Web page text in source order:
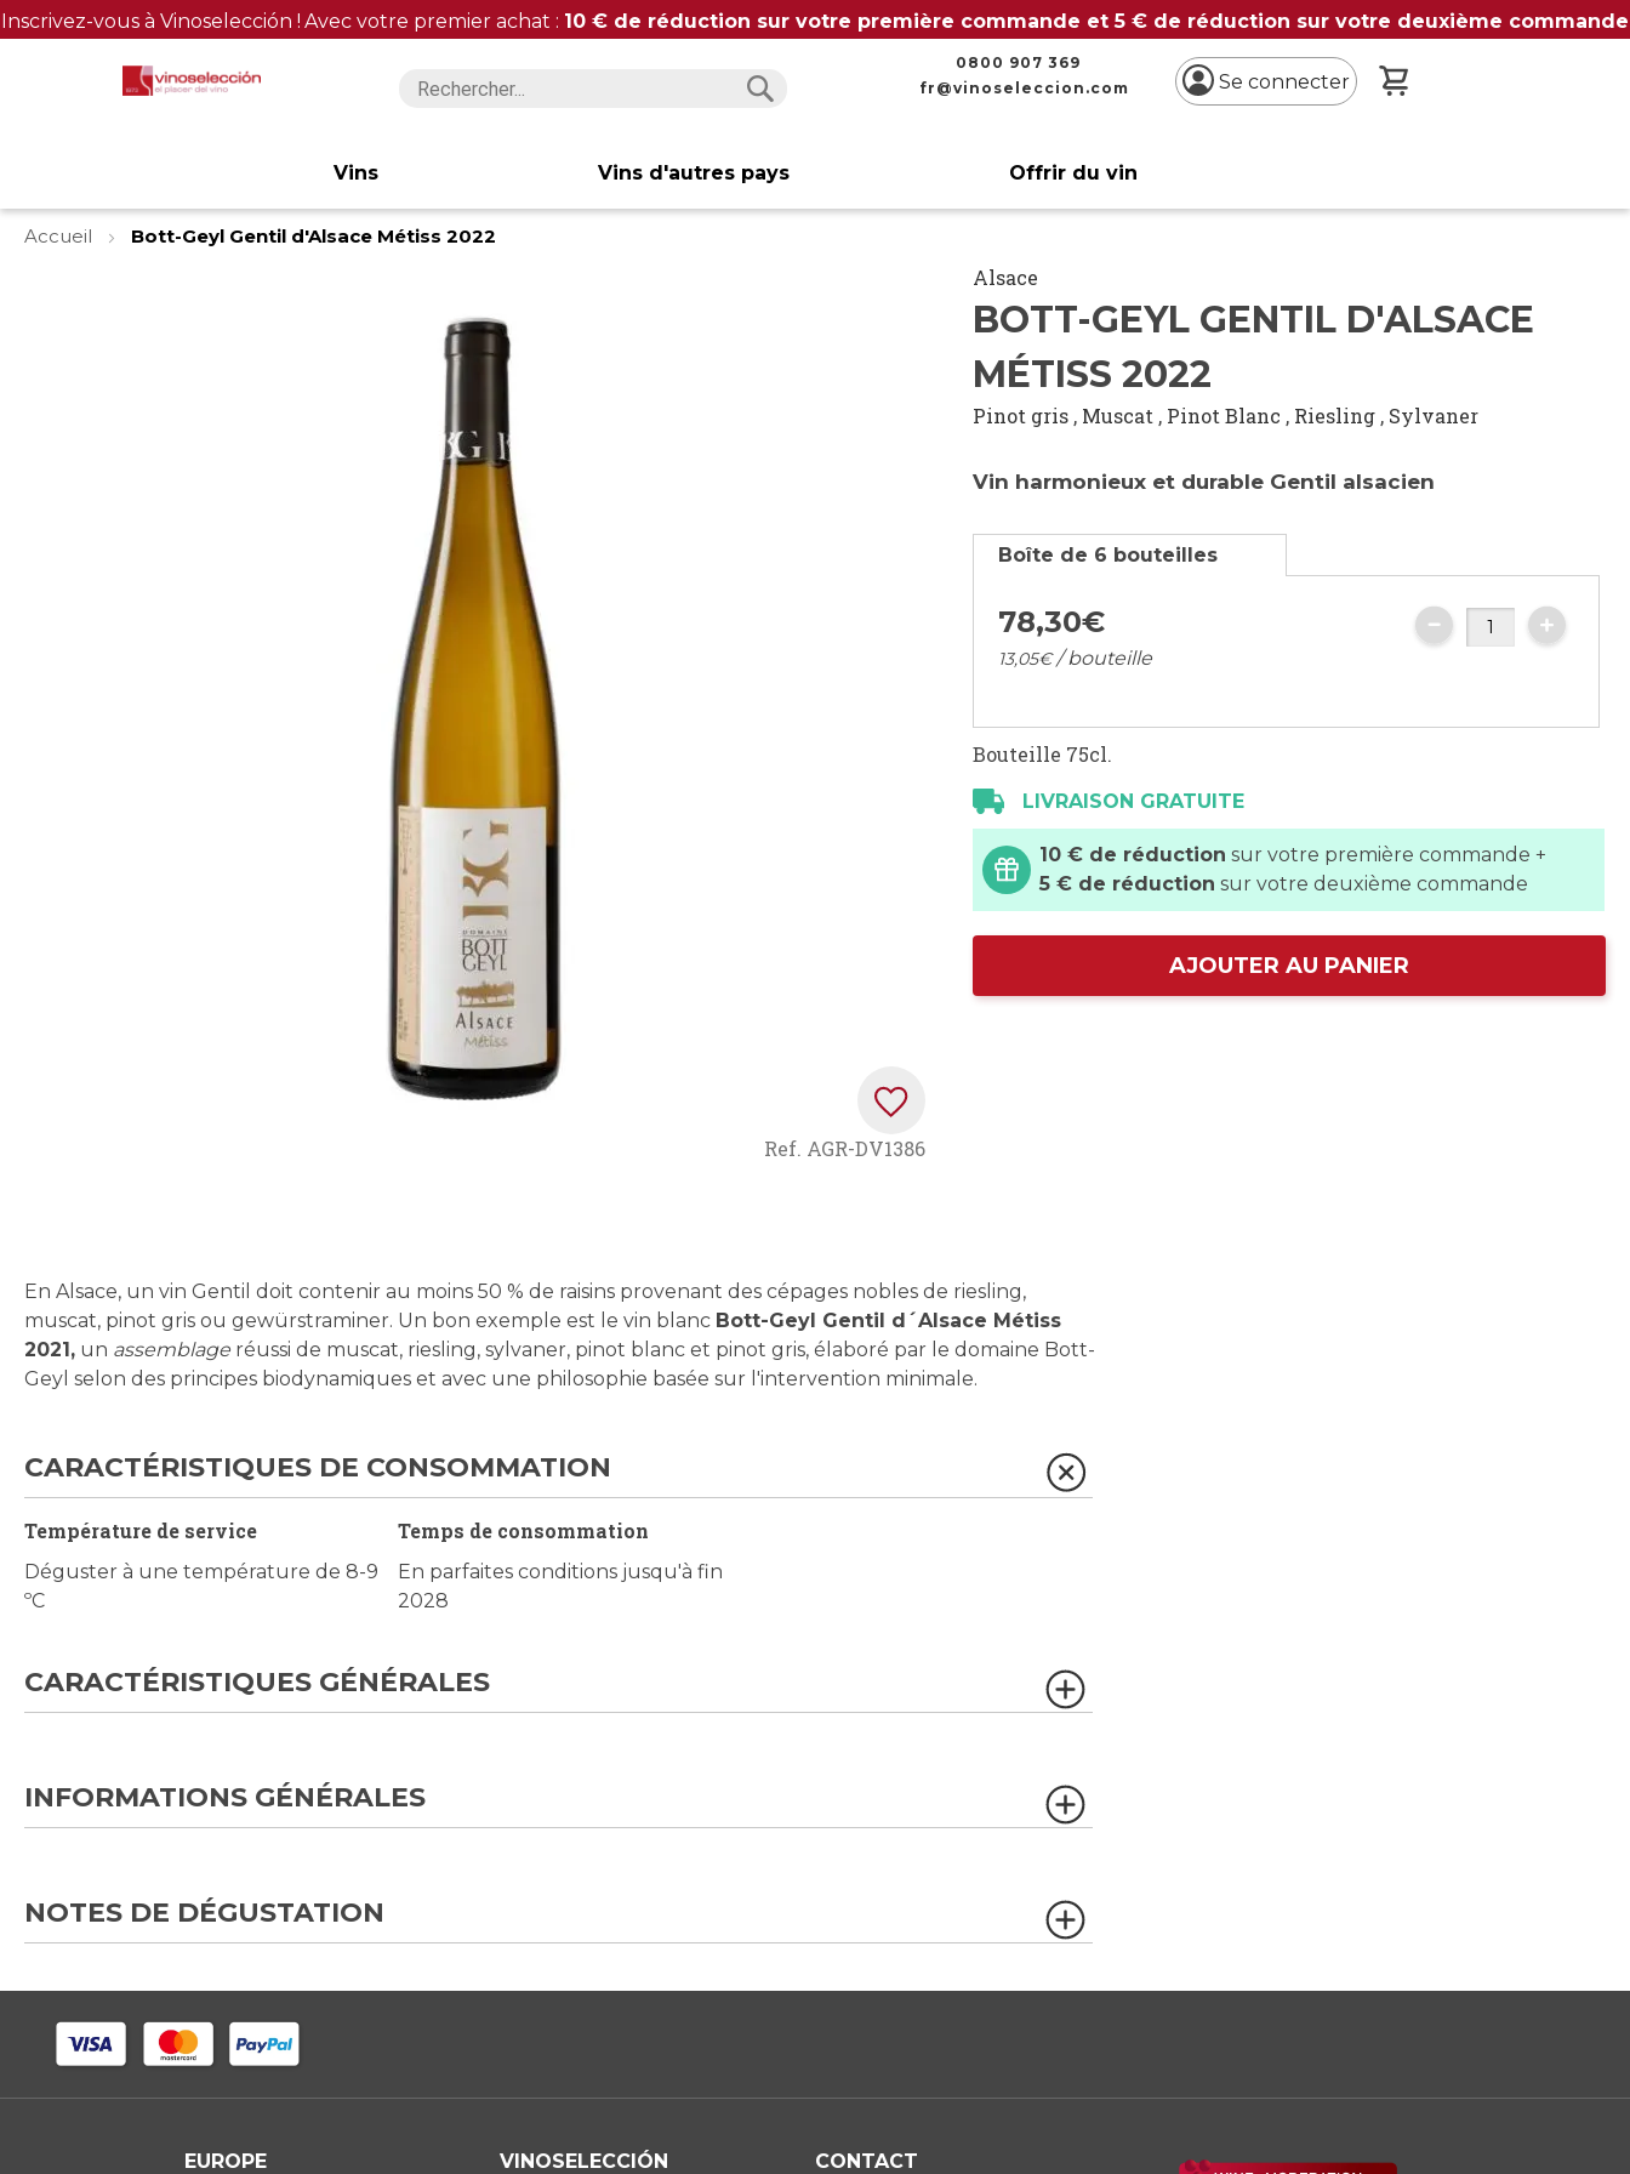
Inscrivez-vous à Vinoselección ! Avec votre premier achat : 10 € de réduction sur votre première commande et 5 € de réduction sur votre deuxième commande
0800 907 369
fr@vinoseleccion.com
Se connecter
Vins Vins d'autres pays Offrir du vin
Accueil
Bott-Geyl Gentil d'Alsace Métiss 2022
of
the
images
gallery
Ref. AGR-DV1386
Alsace
BOTT-GEYL GENTIL D'ALSACE
MÉTISS 2022
Pinot gris , Muscat , Pinot Blanc , Riesling , Sylvaner
Vin harmonieux et durable Gentil alsacien
Boîte de 6 bouteilles
78,30€
13,05€/ bouteille
Bouteille 75cl.
LIVRAISON GRATUITE
10 € de réduction sur votre première commande +
5 € de réduction sur votre deuxième commande
AJOUTER AU PANIER
En Alsace, un vin Gentil doit contenir au moins 50 % de raisins provenant des cépages nobles de riesling,
muscat, pinot gris ou gewürstraminer. Un bon exemple est le vin blanc Bott-Geyl Gentil d´Alsace Métiss
2021, un assemblage réussi de muscat, riesling, sylvaner, pinot blanc et pinot gris, élaboré par le domaine Bott-
Geyl selon des principes biodynamiques et avec une philosophie basée sur l'intervention minimale.
CARACTÉRISTIQUES DE CONSOMMATION
Température de service
Déguster à une température de 8-9
ºC
Temps de consommation
En parfaites conditions jusqu'à fin
2028
CARACTÉRISTIQUES GÉNÉRALES
INFORMATIONS GÉNÉRALES
NOTES DE DÉGUSTATION
EUROPE VINOSELECCIÓN CONTACT